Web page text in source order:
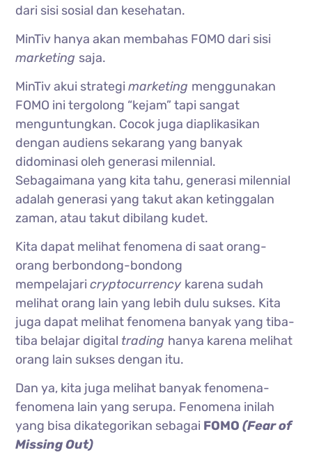
dari sisi sosial dan kesehatan.
MinTiv hanya akan membahas FOMO dari sisi
marketing saja.
MinTiv akui strategimarketing menggunakan
FOMO ini tergolong “kejam” tapi sangat
menguntungkan. Cocok juga diaplikasikan
dengan audiens sekarang yang banyak
didominasi oleh generasi milennial.
Sebagaimana yang kita tahu, generasi milennial
adalah generasi yang takut akan ketinggalan
zaman, atau takut dibilang kudet.
Kita dapat melihat fenomena di saat orang-
orang berbondong-bondong
mempelajaricryptocurrency karena sudah
melihat orang lain yang lebih dulu sukses. Kita
juga dapat melihat fenomena banyak yang tiba-
tiba belajar digital trading hanya karena melihat
orang lain sukses dengan itu.
Dan ya, kita juga melihat banyak fenomena-
fenomena lain yang serupa. Fenomena inilah
yang bisa dikategorikan sebagai FOMO(Fear of
Missing Out)